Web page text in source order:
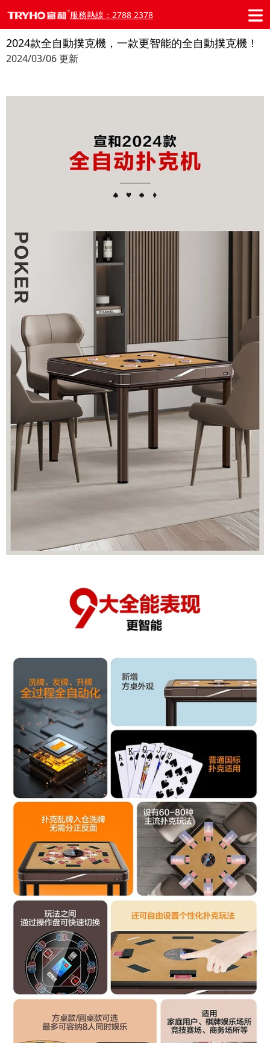
服務熱線：2788 2378
2024款全自動撲克機，一款更智能的全自動撲克機！
2024/03/06 更新